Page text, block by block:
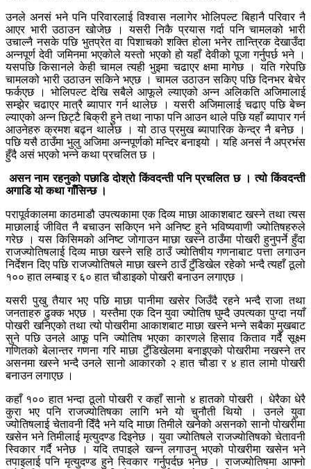
उनले अनसं भने पनि परिवारलाई विश्वास नलागेर भोलिपल्ट बिहानै परिवार नै
आएर भारी उठाउन खोजेछ । यसरी निकै प्रयास गर्दा पनि चामलको भारी
उचाल्नै नसके पछि भुतप्रेत वा पिशाचको शक्ति होला भनेर तान्त्रिक देखाउँदा
अन्नपूर्ण देवी जमिनमा भएकोले यस्तो भएको हो यहाँ देवीको पूजा गर्नुपर्छ भने ।
यसपछि किसानले केही चामल त्यही भुइमा चढाएर क्षमा मागेछ । यति गरेपछि
चामलको भारी उठाउन सकिने भएछ । चामल उठाउन सकिए पछि दिनभर बेचेर
फर्कएछ । भोलिपल्ट देखि सबैले आफूले ल्याएको अन्न अलिकति अजिमालाई
सम्झेर चढाएर मात्रै ब्यापार गर्न थालेछ । यसरी अजिमालाई चढाए पछि बेच्न
ल्याएको अन्न छिट्टै बिक्री हुने तथा नाफा पनि आउन थाले पछि यहाँ ब्यापार गर्न
आउनेहरु क्रमश बढ्न थालेछ । यो ठाउ प्रमुख ब्यापारिक केन्द्र नै बनेछ ।
पछि यसै ठाउँमा भुलु अजिमा अन्नपूर्णको मन्दिर बनाइयो । यहि अनसं नै अप्रभंस
हुँदै असं भएको भन्ने कथा प्रचलित छ ।
असन नाम रहनुको पछाडि दोश्रो किंवदन्ती पनि प्रचलित छ । त्यो किंवदन्ती
अगाडि यो कथा गाँसिन्छ ।
परापूर्वकालमा काठमाडौ उपत्यकामा एक दिव्य माछा आकाशबाट खस्ने तथा त्यस
माछालाई जीवित नै बचाउन सकिएन भने अनिष्ट हुने भविष्यवाणी ज्योतिषहरुले
गरेछ । यस किसिमको अनिष्ट जोगाउन माछा खस्ने ठाउँमा पोखरी हुनुपर्ने हुँदा
राजज्योतिषलाई दिव्य माछा खस्ने सहि ठाउँ ज्योतिषीय गणनाबाट पत्ता लगाउन
निर्देशन दिए पछि राजज्योतिषले माछा खस्ने ठाउँ टुँडिखेल रहेको भन्दै त्यहाँ ठूलो
१०० हात लम्बाइ र ६० हात चौडाइको पोखरी बनाउन लगाएछ ।
यसरी पुखु तैयार भए पछि माछा पानीमा खसेर जिउँदै रहने भन्दै राजा तथा
जनताहरु ढुक्क भएछ । यस्तैमा एक दिन युवा ज्योतिष घुम्दै उपत्यका पुग्दा नयाँ
पोखरी खनिएको तथा त्यो पोखरीमा आकाशबाट माछा खस्ने भन्ने सबैका मुखबाट
सुने पछि उनले आफू पनि ज्योतिष भएका कारणले हिसाव किताव गर्दै सूक्ष्म
गणितको बेलान्तर गणना गरि माछा टुँडिखेलमा बनाइएको पोखरीमा नखस्ने तर
असनमा खस्ने भन्दै उनले सानो आकारको २ हात चौडा र ४ हात लामो पोखरी
बनाउन लगाएछ ।
कहाँ १०० हात भन्दा ठूलो पोखरी र कहाँ सानो ४ हातको पोखरी । धेरैका धेरै
कुरा भए पनि राजज्योतिषका लागि भने यो चुनौती थियो । उनले युवा
ज्योतिषलाई चेतावनी दिँदै भने यदि माछा तिमीले खनेको असनको सानो पोखरीमा
खसेन भने तिमीलाई मृत्युदण्ड दिइनेछ । युवा ज्योतिषले राजज्योतिषको चेतावनी
स्विकार गर्दै भनेछ । यदि तपाइले खन्न लगाउनु भएको पोखरीमा खसेन भने
तपाइलाई पनि मृत्युदण्ड हुने स्विकार गर्नुपर्दछ भनेछ । राजज्योतिषमा आफ्नो